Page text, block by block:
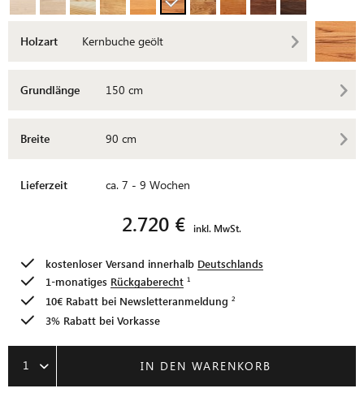
Holzart Kernbuche geölt
Grundlänge 150 cm
Breite 90 cm
Lieferzeit ca. 7 - 9 Wochen
2.720 € inkl. MwSt.
kostenloser Versand innerhalb Deutschlands
1-monatiges Rückgaberecht
10€ Rabatt bei Newsletteranmeldung
3% Rabatt bei Vorkasse
1 IN DEN WARENKORB